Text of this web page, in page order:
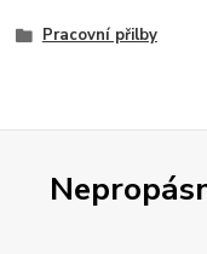
Pracovní přilby